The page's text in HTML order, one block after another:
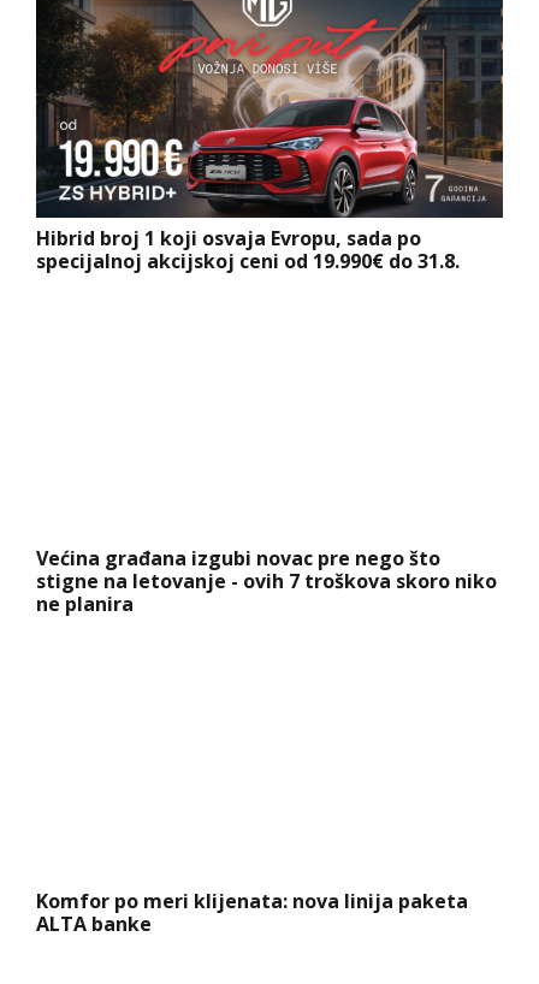
Hibrid broj 1 koji osvaja Evropu, sada po
specijalnoj akcijskoj ceni od 19.990€ do 31.8.
Većina građana izgubi novac pre nego što
stigne na letovanje - ovih 7 troškova skoro niko
ne planira
Komfor po meri klijenata: nova linija paketa
ALTA banke